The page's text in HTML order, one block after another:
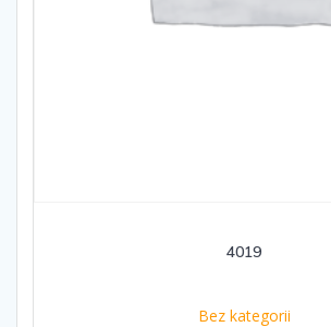
4019
Bez kategorii